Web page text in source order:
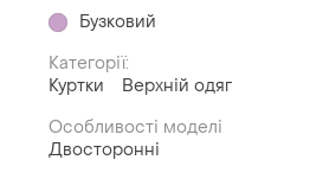
Бузковий
Категорії:
Куртки
Верхній одяг
Особливості моделі
Двосторонні